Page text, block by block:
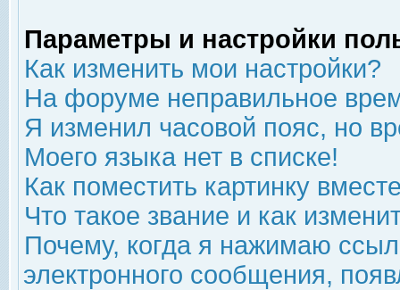
Параметры и настройки
Как изменить мои настройки?
На форуме неправильное
Я изменил часовой пояс, но
Моего языка нет в списке!
Как поместить картинку
Что такое звание и как
Почему, когда я нажимаю
электронного сообщения,